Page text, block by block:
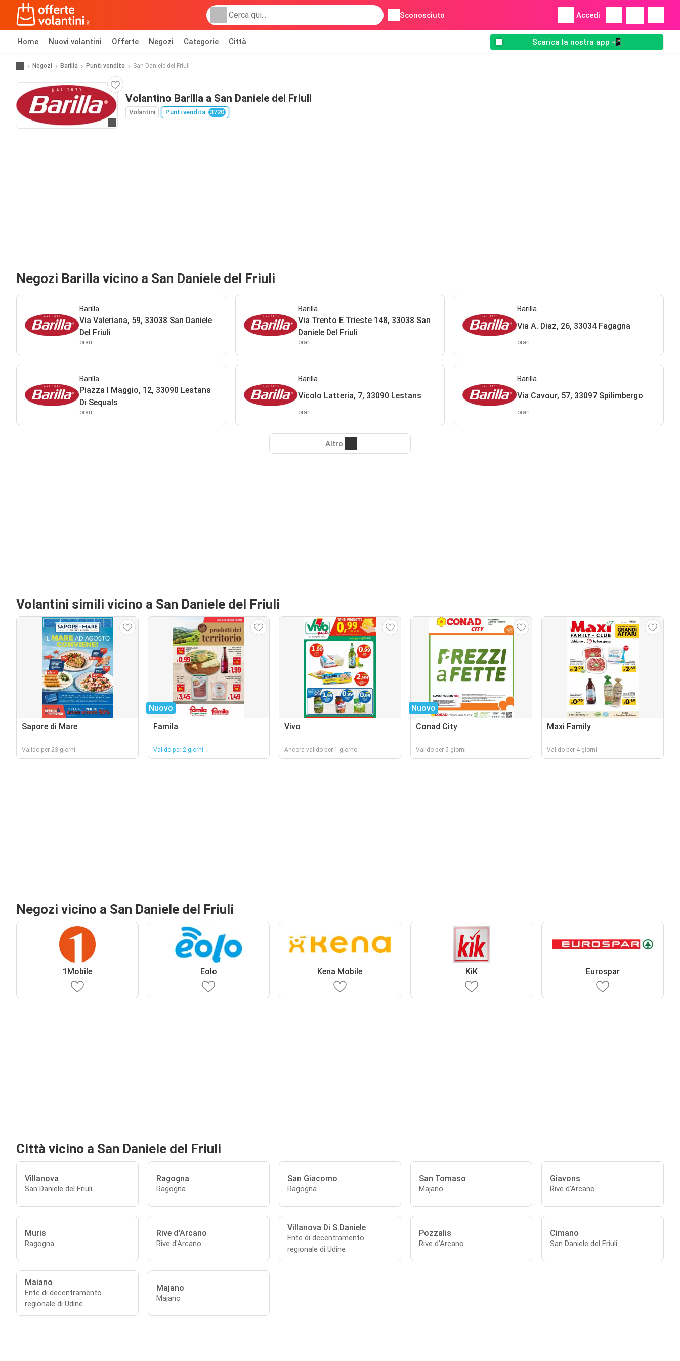
Sconosciuto Accedi
Home Nuovi volantini Offerte Negozi Categorie Città Scarica la nostra app 📲
Negozi Barilla Punti vendita San Daniele del Friuli
Volantino Barilla a San Daniele del Friuli
Volantini Punti vendita 3720
Negozi Barilla vicino a San Daniele del Friuli
Barilla
Via Valeriana, 59, 33038 San Daniele
Del Friuli
orari
Barilla
Via Trento E Trieste 148, 33038 San
Daniele Del Friuli
orari
Barilla
Via A. Diaz, 26, 33034 Fagagna
orari
Barilla
Piazza I Maggio, 12, 33090 Lestans
Di Sequals
orari
Barilla
Vicolo Latteria, 7, 33090 Lestans
orari
Barilla
Via Cavour, 57, 33097 Spilimbergo
orari
Altro
Volantini simili vicino a San Daniele del Friuli
Sapore di Mare
Valido per 23 giorni
Nuovo
Famila
Valido per 2 giorni
Vivo
Ancora valido per 1 giorno
Nuovo
Conad City
Valido per 5 giorni
Maxi Family
Valido per 4 giorni
Negozi vicino a San Daniele del Friuli
1Mobile Eolo Kena Mobile KiK Eurospar
Città vicino a San Daniele del Friuli
Villanova
San Daniele del Friuli
Ragogna
Ragogna
San Giacomo
Ragogna
San Tomaso
Majano
Giavons
Rive d'Arcano
Muris
Ragogna
Rive d'Arcano
Rive d'Arcano
Villanova Di S.Daniele
Ente di decentramento
regionale di Udine
Pozzalis
Rive d'Arcano
Cimano
San Daniele del Friuli
Maiano
Ente di decentramento
regionale di Udine
Majano
Majano